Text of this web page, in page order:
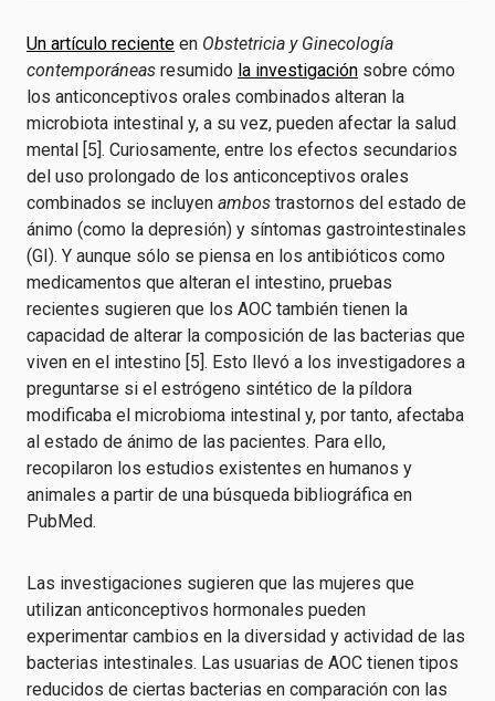
Un artículo reciente en Obstetricia y Ginecología
contemporáneas resumido la investigación sobre cómo
los anticonceptivos orales combinados alteran la
microbiota intestinal y, a su vez, pueden afectar la salud
mental [5]. Curiosamente, entre los efectos secundarios
del uso prolongado de los anticonceptivos orales
combinados se incluyen ambos trastornos del estado de
ánimo (como la depresión) y síntomas gastrointestinales
(GI). Y aunque sólo se piensa en los antibióticos como
medicamentos que alteran el intestino, pruebas
recientes sugieren que los AOC también tienen la
capacidad de alterar la composición de las bacterias que
viven en el intestino [5]. Esto llevó a los investigadores a
preguntarse si el estrógeno sintético de la píldora
modificaba el microbioma intestinal y, por tanto, afectaba
al estado de ánimo de las pacientes. Para ello,
recopilaron los estudios existentes en humanos y
animales a partir de una búsqueda bibliográfica en
PubMed.
Las investigaciones sugieren que las mujeres que
utilizan anticonceptivos hormonales pueden
experimentar cambios en la diversidad y actividad de las
bacterias intestinales. Las usuarias de AOC tienen tipos
reducidos de ciertas bacterias en comparación con las